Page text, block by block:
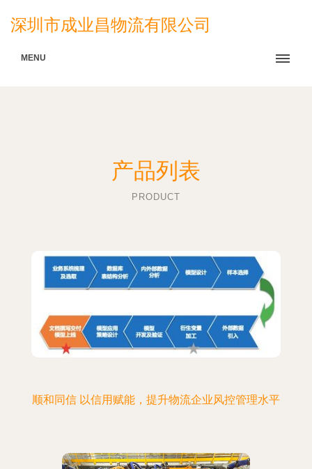
深圳市成业昌物流有限公司
MENU
产品列表
PRODUCT
顺和同信 以信用赋能，提升物流企业风控管理水平